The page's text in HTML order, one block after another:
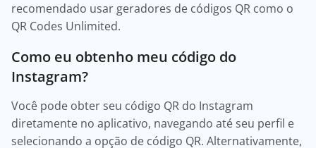
recomendado usar geradores de códigos QR como o
QR Codes Unlimited.
Como eu obtenho meu código do
Instagram?
Você pode obter seu código QR do Instagram
diretamente no aplicativo, navegando até seu perfil e
selecionando a opção de código QR. Alternativamente,